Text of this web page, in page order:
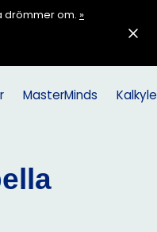
drömmer om. »
MasterMinds